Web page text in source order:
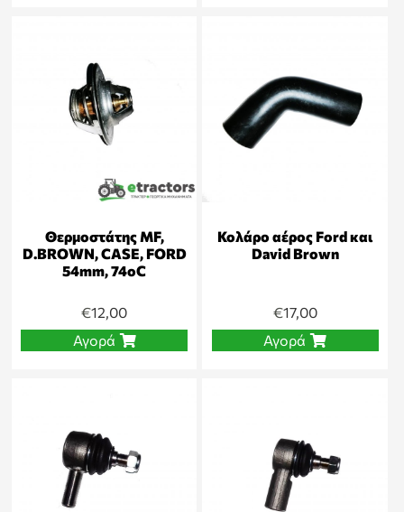
Θερμοστάτης MF,
D.BROWN, CASE, FORD
54mm, 74oC
€12,00
Αγορά
Κολάρο αέρος Ford και
David Brown
€17,00
Αγορά